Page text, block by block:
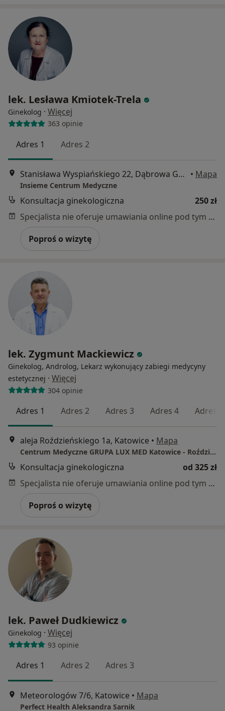
lek. Lesława Kmiotek-Trela
Ginekolog · Więcej
363 opinie
Adres 1 Adres 2
Stanisława Wyspiańskiego 22, Dąbrowa Górnicza • Mapa
Insieme Centrum Medyczne
Konsultacja ginekologiczna
250 zł
Specjalista nie oferuje umawiania online pod tym adresem.
Poproś o wizytę
lek. Zygmunt Mackiewicz
Ginekolog, Androlog, Lekarz wykonujący zabiegi medycyny
estetycznej · Więcej
304 opinie
Adres 1 Adres 2 Adres 3 Adres 4 Adres 5
aleja Roździeńskiego 1a, Katowice • Mapa
Centrum Medyczne GRUPA LUX MED Katowice - Roździeńskiego 1A
Konsultacja ginekologiczna
od 325 zł
Specjalista nie oferuje umawiania online pod tym adresem.
Poproś o wizytę
lek. Paweł Dudkiewicz
Ginekolog · Więcej
93 opinie
Adres 1 Adres 2 Adres 3
Meteorologów 7/6, Katowice • Mapa
Perfect Health Aleksandra Sarnik